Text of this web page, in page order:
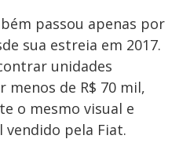
passou apenas por
sua estreia em 2017.
unidades
de R$ 70 mil,
o mesmo visual e
vendido pela Fiat.